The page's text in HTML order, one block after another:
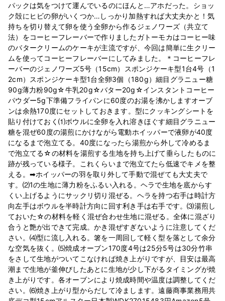
パックは気をつけて運んでいるのにほんと…アホだった。ショッ
ク殻にヒビの卵がいくつか…しっかり加熱すれば大丈夫かと！気
持ちを切り替えて卵を使う全卵から作るジェノワーズ（共立て
法）をコーヒーフレーバーで作りましたガトーモカはコーヒー味
のバタークリームのケーキが主流ですが、今回は簡単に生クリー
ムを使ってコーヒーフレーバーにしてみました。＊コーヒーフレ
ーバーのジェノワーズ5号（15cm）スポンジケーキ型1台4号（1
2cm）スポンジケーキ型1台全卵3個（180g）細目グラニュー糖
90g薄力粉90g☆牛乳20g☆バター20g☆インスタントコーヒー
パウダー5g下準備フライパンに60度のお湯を沸かしますオーブ
ンは余熱170度にセットしておきます。型にクッキングシートを
貼り付けておく⑴ボウルに全卵を入れ溶きほぐす細目グラニュー
糖を混ぜ60度の湯煎にかけながら電動ホイッパーで液卵が40度
になるまで泡立てる。40度になったら湯煎から外して冷めるま
で泡立てる☆の材料を湯煎する生地を持ち上げて垂らしたものに
跡が残っている様子。これくらいまで泡立てたら低速でキメを整
える。➡︎ホイッパーの羽を取り外して手動で混ぜても大丈夫で
す。⑵1の生地に薄力粉をふるい入れる。ヘラで生地を底からす
くい上げるようにサックリ切り混ぜる。ヘラを持つ右手は時計方
向左手はボウルを半時計方向に回す利き手は右手です。⑶湯煎し
ておいた☆の材料を軽く混ぜ合わせ生地に混ぜる。全体に混ざり
合うと艶が出できて完成。かき混ぜすぎないように注意してくだ
さい。⑷型に流し入れる。箸を一周回して軽く型を落として余分
な空気を抜く。⑸焼成オーブン170度4号は25分5号は30分竹串
をさして生地がついてこなければ焼き上がりですが、目安は最高
潮まで生地が釜伸びしたあとに生地が少し下がるタイミングが焼
き上がりです。各オーブンにより焼成時間や温度は調整してくだ
さい。⑹焼き上がり型からだして冷まします。遠藤商事業務用共